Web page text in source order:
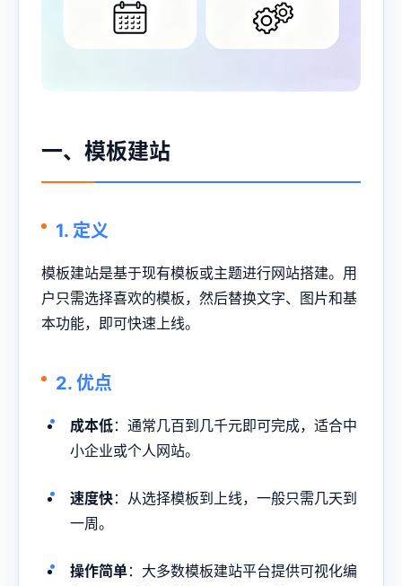
一、模板建站
1. 定义
模板建站是基于现有模板或主题进行网站搭建。用
户只需选择喜欢的模板，然后替换文字、图片和基
本功能，即可快速上线。
2. 优点
成本低：通常几百到几千元即可完成，适合中
小企业或个人网站。
速度快：从选择模板到上线，一般只需几天到
一周。
操作简单：大多数模板建站平台提供可视化编